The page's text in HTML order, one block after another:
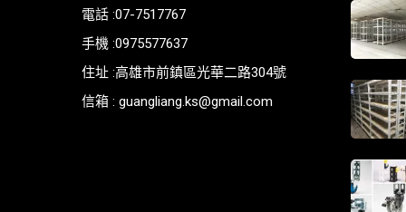
電話 :07-7517767
手機 :0975577637
住址 :高雄市前鎮區光華二路304號
信箱 : guangliang.ks@gmail.com